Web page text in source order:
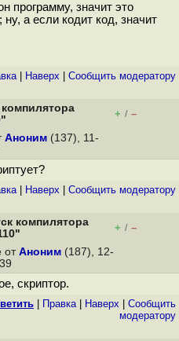
программу, значит это
ну, а если кодит код, значит
| Наверх Cообщить модератору
+ / –
Аноним (137), 11-
| Наверх Cообщить модератору
компилятора
+ / –
от Аноним (187), 12-
скриптор.
Правка| Наверх
Cообщить
модератору